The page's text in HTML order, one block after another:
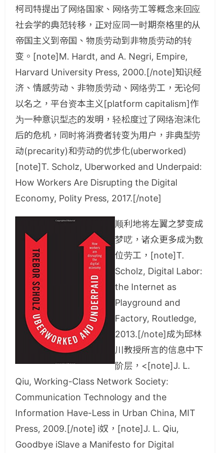
柯司特提出了网络国家、网络劳工等概念来回应
社会学的典范转移，正对应同一时期奈格里的从
帝国主义到帝国、物质劳动到非物质劳动的转
变。[note]M. Hardt, and A. Negri, Empire,
Harvard University Press, 2000.[/note]知识经
济、情感劳动、非物质劳动、网络劳工，无论何
以名之，平台资本主义[platform capitalism]作
为一种意识型态的发明，轻松度过了网络泡沫化
后的危机，同时将消费者转变为用户，非典型劳
动(precarity)和劳动的优步化(uberworked)
[note]T. Scholz, Uberworked and Underpaid:
How Workers Are Disrupting the Digital
Economy, Polity Press, 2017.[/note]
顺利地将左翼之梦变成
梦呓，诸众更多成为数
位劳工，[note]T.
Scholz, Digital Labor:
the Internet as
Playground and
Factory, Routledge,
2013.[/note]成为邱林
川教授所言的信息中下
阶层，<[note]J. L.
Qiu, Working-Class Network Society:
Communication Technology and the
Information Have-Less in Urban China, MIT
Press, 2009.[/note] i奴，[note]J. L. Qiu,
Goodbye iSlave a Manifesto for Digital